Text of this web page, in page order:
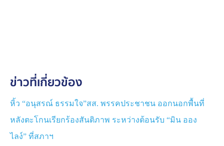
ดำเนินการใด ๆ เพื่อทำให้เป็นรัฐบาลเสียงข้างมาก และ
ไม่มีใครดำรงตำแหน่งรัฐมนตรี
ประโยชน์ของพรรคประชาชน แต่เพื่อป้องกันอำนาจนอก
ข่าวที่เกี่ยวข้อง
หิ้ว “อนุสรณ์ ธรรมใจ”สส. พรรคประชาชน ออกนอกพื้นที่
หลังตะโกนเรียกร้องสันติภาพ ระหว่างต้อนรับ “มิน ออง
ไลง์” ที่สภาฯ